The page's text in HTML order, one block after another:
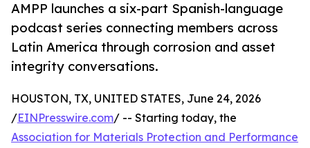
AMPP launches a six-part Spanish-language
podcast series connecting members across
Latin America through corrosion and asset
integrity conversations.
HOUSTON, TX, UNITED STATES, June 24, 2026
/EINPresswire.com/ -- Starting today, the
Association for Materials Protection and Performance